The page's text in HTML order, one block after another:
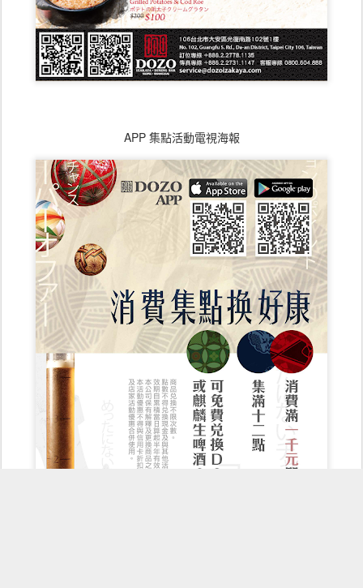
APP 集點活動電視海報